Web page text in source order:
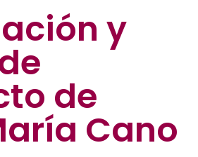
y
de
Cano